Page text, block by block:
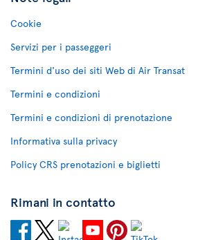
Cookie
Servizi per i passeggeri
Termini d'uso dei siti Web di Air Transat
Termini e condizioni
Termini e condizioni di prenotazione
Informativa sulla privacy
Policy CRS prenotazioni e biglietti
Rimani in contatto